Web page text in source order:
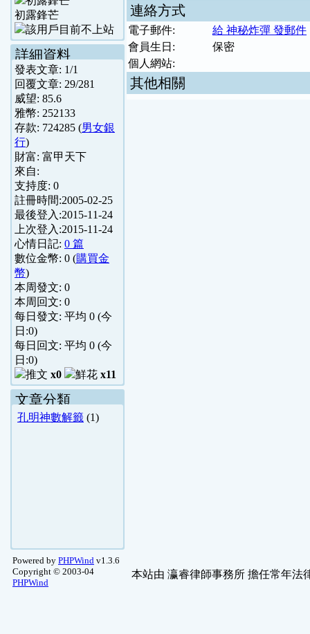
初露鋒芒
詳細資料
發表文章: 1/1
回覆文章: 29/281
威望: 85.6
雅幣: 252133
存款: 724285 (男女銀
行)
財富: 富甲天下
來自:
支持度: 0
註冊時間:2005-02-25
最後登入:2015-11-24
上次登入:2015-11-24
心情日記: 0 篇
數位金幣: 0 (購買金
幣)
本周發文: 0
本周回文: 0
每日發文: 平均 0 (今
日:0)
每日回文: 平均 0 (今
日:0)
x0
x11
文章分類
孔明神數解籤 (1)
連絡方式
電子郵件:
給 神秘炸彈 發郵件
會員生日:
保密
個人網站:
其他相關
Powered by PHPWind v1.3.6
Copyright © 2003-04
PHPWind
本站由 瀛睿律師事務所 擔任常年法